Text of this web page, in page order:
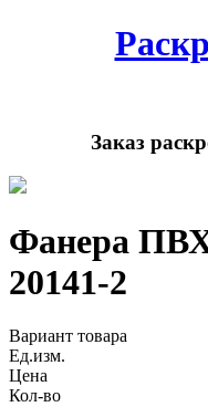
Заказ
Фанера
20141-2
Вариант товара
Ед.изм.
Цена
Кол-во